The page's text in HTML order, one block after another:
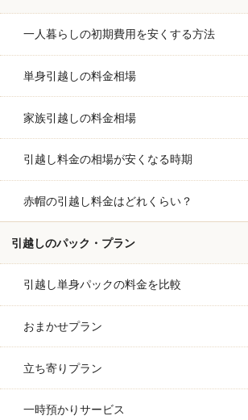
一人暮らしの初期費用を安くする方法
単身引越しの料金相場
家族引越しの料金相場
引越し料金の相場が安くなる時期
赤帽の引越し料金はどれくらい？
引越しのパック・プラン
引越し単身パックの料金を比較
おまかせプラン
立ち寄りプラン
一時預かりサービス